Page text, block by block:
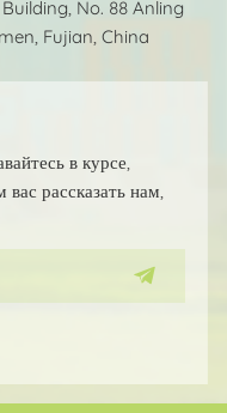
No. 88 Anling
Fujian, China
в курсе,
рассказать нам,